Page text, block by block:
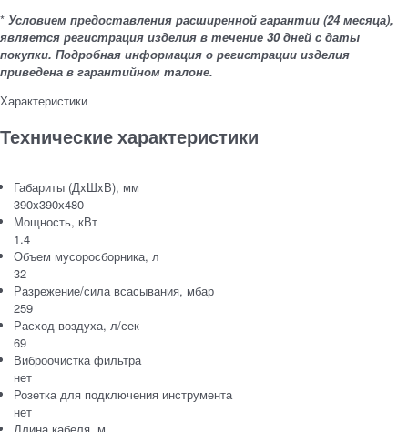
* Условием предоставления расширенной гарантии (24 месяца),
является регистрация изделия в течение 30 дней с даты
покупки. Подробная информация о регистрации изделия
приведена в гарантийном талоне.
Характеристики
Технические характеристики
Габариты (ДxШxВ), мм
390х390х480
Мощность, кВт
1.4
Объем мусоросборника, л
32
Разрежение/сила всасывания, мбар
259
Расход воздуха, л/сек
69
Виброочистка фильтра
нет
Розетка для подключения инструмента
нет